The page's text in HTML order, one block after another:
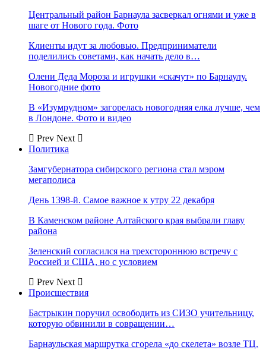
Центральный район Барнаула засверкал огнями и уже в
шаге от Нового года. Фото
Клиенты идут за любовью. Предприниматели
поделились советами, как начать дело в…
Олени Деда Мороза и игрушки «скачут» по Барнаулу.
Новогодние фото
В «Изумрудном» загорелась новогодняя елка лучше, чем
в Лондоне. Фото и видео
Prev Next
Политика
Замгубернатора сибирского региона стал мэром
мегаполиса
День 1398-й. Самое важное к утру 22 декабря
В Каменском районе Алтайского края выбрали главу
района
Зеленский согласился на трехстороннюю встречу с
Россией и США, но с условием
Prev Next
Происшествия
Бастрыкин поручил освободить из СИЗО учительницу,
которую обвинили в совращении…
Барнаульская маршрутка сгорела «до скелета» возле ТЦ.